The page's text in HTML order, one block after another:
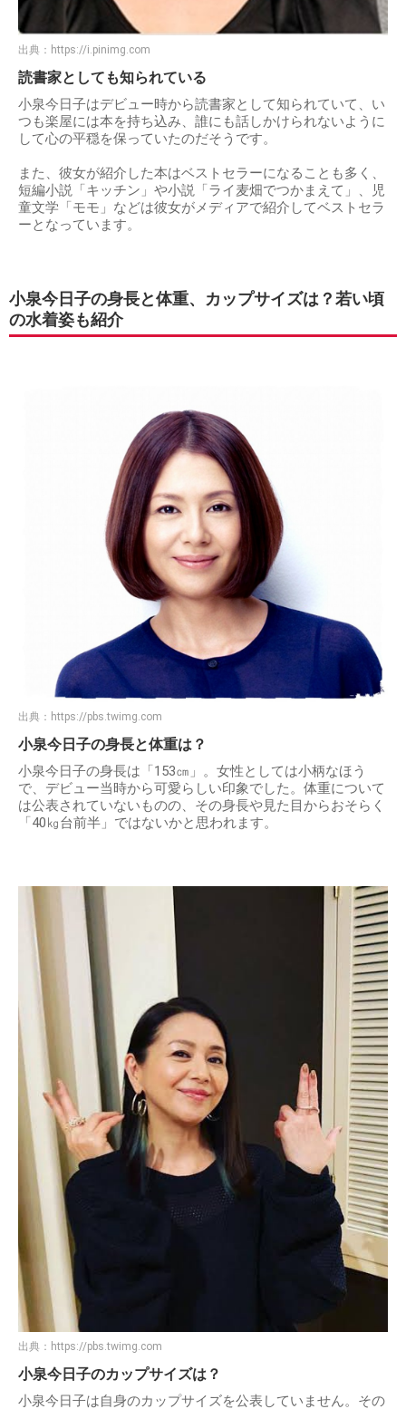
出典： https://i.pinimg.com
読書家としても知られている
小泉今日子はデビュー時から読書家として知られていて、い
つも楽屋には本を持ち込み、誰にも話しかけられないように
して心の平穏を保っていたのだそうです。
また、彼女が紹介した本はベストセラーになることも多く、
短編小説「キッチン」や小説「ライ麦畑でつかまえて」、児
童文学「モモ」などは彼女がメディアで紹介してベストセラ
ーとなっています。
小泉今日子の身長と体重、カップサイズは？若い頃
の水着姿も紹介
出典： https://pbs.twimg.com
小泉今日子の身長と体重は？
小泉今日子の身長は「153㎝」。女性としては小柄なほう
で、デビュー当時から可愛らしい印象でした。体重について
は公表されていないものの、その身長や見た目からおそらく
「40㎏台前半」ではないかと思われます。
出典： https://pbs.twimg.com
小泉今日子のカップサイズは？
小泉今日子は自身のカップサイズを公表していません。その